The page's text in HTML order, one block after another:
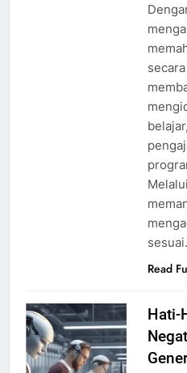
Read
Hati-